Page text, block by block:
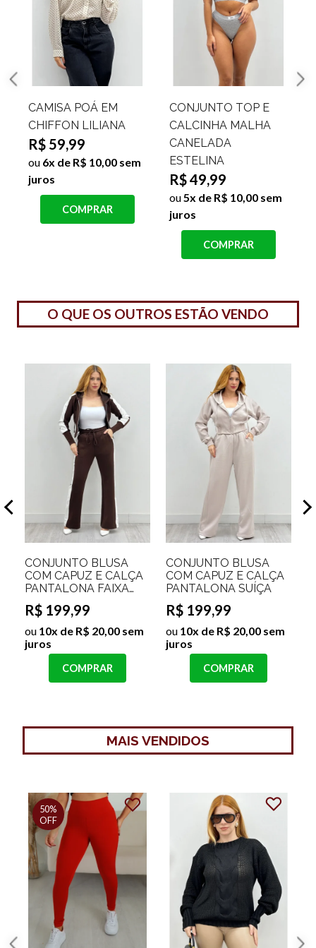
CAMISA POÁ EM
CHIFFON LILIANA
R$ 59,99
ou 6x de R$ 10,00 sem
juros
COMPRAR
CONJUNTO TOP E
CALCINHA MALHA
CANELADA
ESTELINA
R$ 49,99
ou5x de R$ 10,00 sem
juros
COMPRAR
O QUE OS OUTROS ESTÃO VENDO
CONJUNTO BLUSA
COM CAPUZ E CALÇA
PANTALONA FAIXA
LATERAL IRLANDA
R$ 199,99
ou 10x de R$ 20,00 sem
juros
COMPRAR
CONJUNTO BLUSA
COM CAPUZ E CALÇA
PANTALONA SUÍÇA
R$ 199,99
ou 10x de R$ 20,00 sem
juros
COMPRAR
MAIS VENDIDOS
50%
OFF